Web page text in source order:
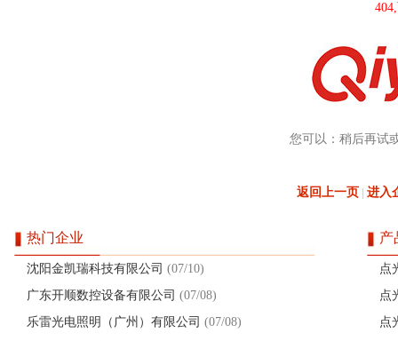
您可以：稍后再试
返回上一页 进入
热门企业
沈阳金凯瑞科技有限公司 (07/10)
广东开顺数控设备有限公司 (07/08)
乐雷光电照明（广州）有限公司 (07/08)
产
点
点
点